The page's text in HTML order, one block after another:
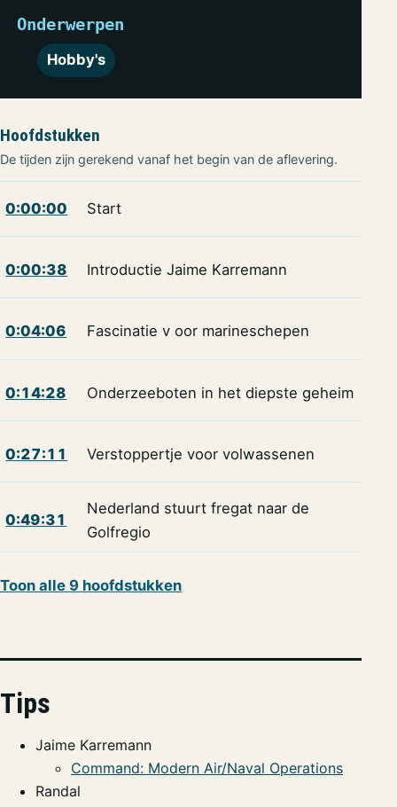
Onderwerpen
Hobby's
Hoofdstukken
De tijden zijn gerekend vanaf het begin van de aflevering.
0:00:00 Start
0:00:38 Introductie Jaime Karremann
0:04:06 Fascinatie v oor marineschepen
0:14:28 Onderzeeboten in het diepste geheim
0:27:11 Verstoppertje voor volwassenen
0:49:31
Nederland stuurt fregat naar de
Golfregio
Toon alle 9 hoofdstukken
Tips
Jaime Karremann
Command: Modern Air/Naval Operations
Randal